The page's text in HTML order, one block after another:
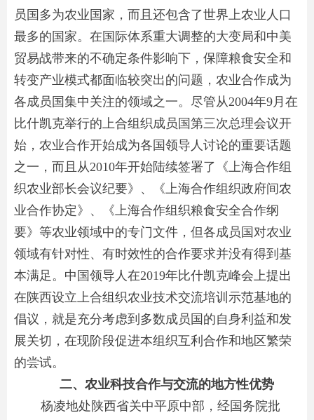
员国多为农业国家，而且还包含了世界上农业人口
最多的国家。在国际体系重大调整的大变局和中美
贸易战带来的不确定条件影响下，保障粮食安全和
转变产业模式都面临较突出的问题，农业合作成为
各成员国集中关注的领域之一。尽管从2004年9月在
比什凯克举行的上合组织成员国第三次总理会议开
始，农业合作开始成为各国领导人讨论的重要话题
之一，而且从2010年开始陆续签署了《上海合作组
织农业部长会议纪要》、《上海合作组织政府间农
业合作协定》、《上海合作组织粮食安全合作纲
要》等农业领域中的专门文件，但各成员国对农业
领域有针对性、有时效性的合作要求并没有得到基
本满足。中国领导人在2019年比什凯克峰会上提出
在陕西设立上合组织农业技术交流培训示范基地的
倡议，就是充分考虑到多数成员国的自身利益和发
展关切，在现阶段促进本组织互利合作和地区繁荣
的尝试。
二、农业科技合作与交流的地方性优势
杨凌地处陕西省关中平原中部，经国务院批